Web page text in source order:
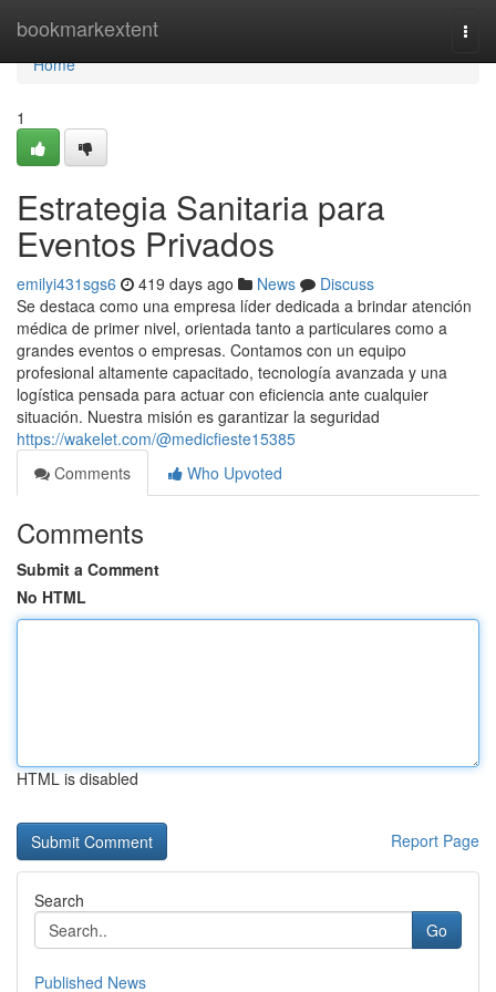
bookmarkextent
Home
Home
1
Estrategia Sanitaria para
Eventos Privados
emilyi431sgs6 419 days ago News
Discuss
Se destaca como una empresa líder dedicada a brindar atención
médica de primer nivel, orientada tanto a particulares como a
grandes eventos o empresas. Contamos con un equipo
profesional altamente capacitado, tecnología avanzada y una
logística pensada para actuar con eficiencia ante cualquier
situación. Nuestra misión es garantizar la seguridad
https://wakelet.com/@medicfieste15385
Comments
Who Upvoted
Comments
Submit a Comment
No HTML
HTML is disabled
Report Page
Search
Go
Published News